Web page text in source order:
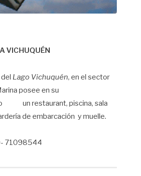
VICHUQUÉN
Lago Vichuquén, en el sector
posee en su
un restaurant, piscina, sala
de embarcación y muelle.
71098544